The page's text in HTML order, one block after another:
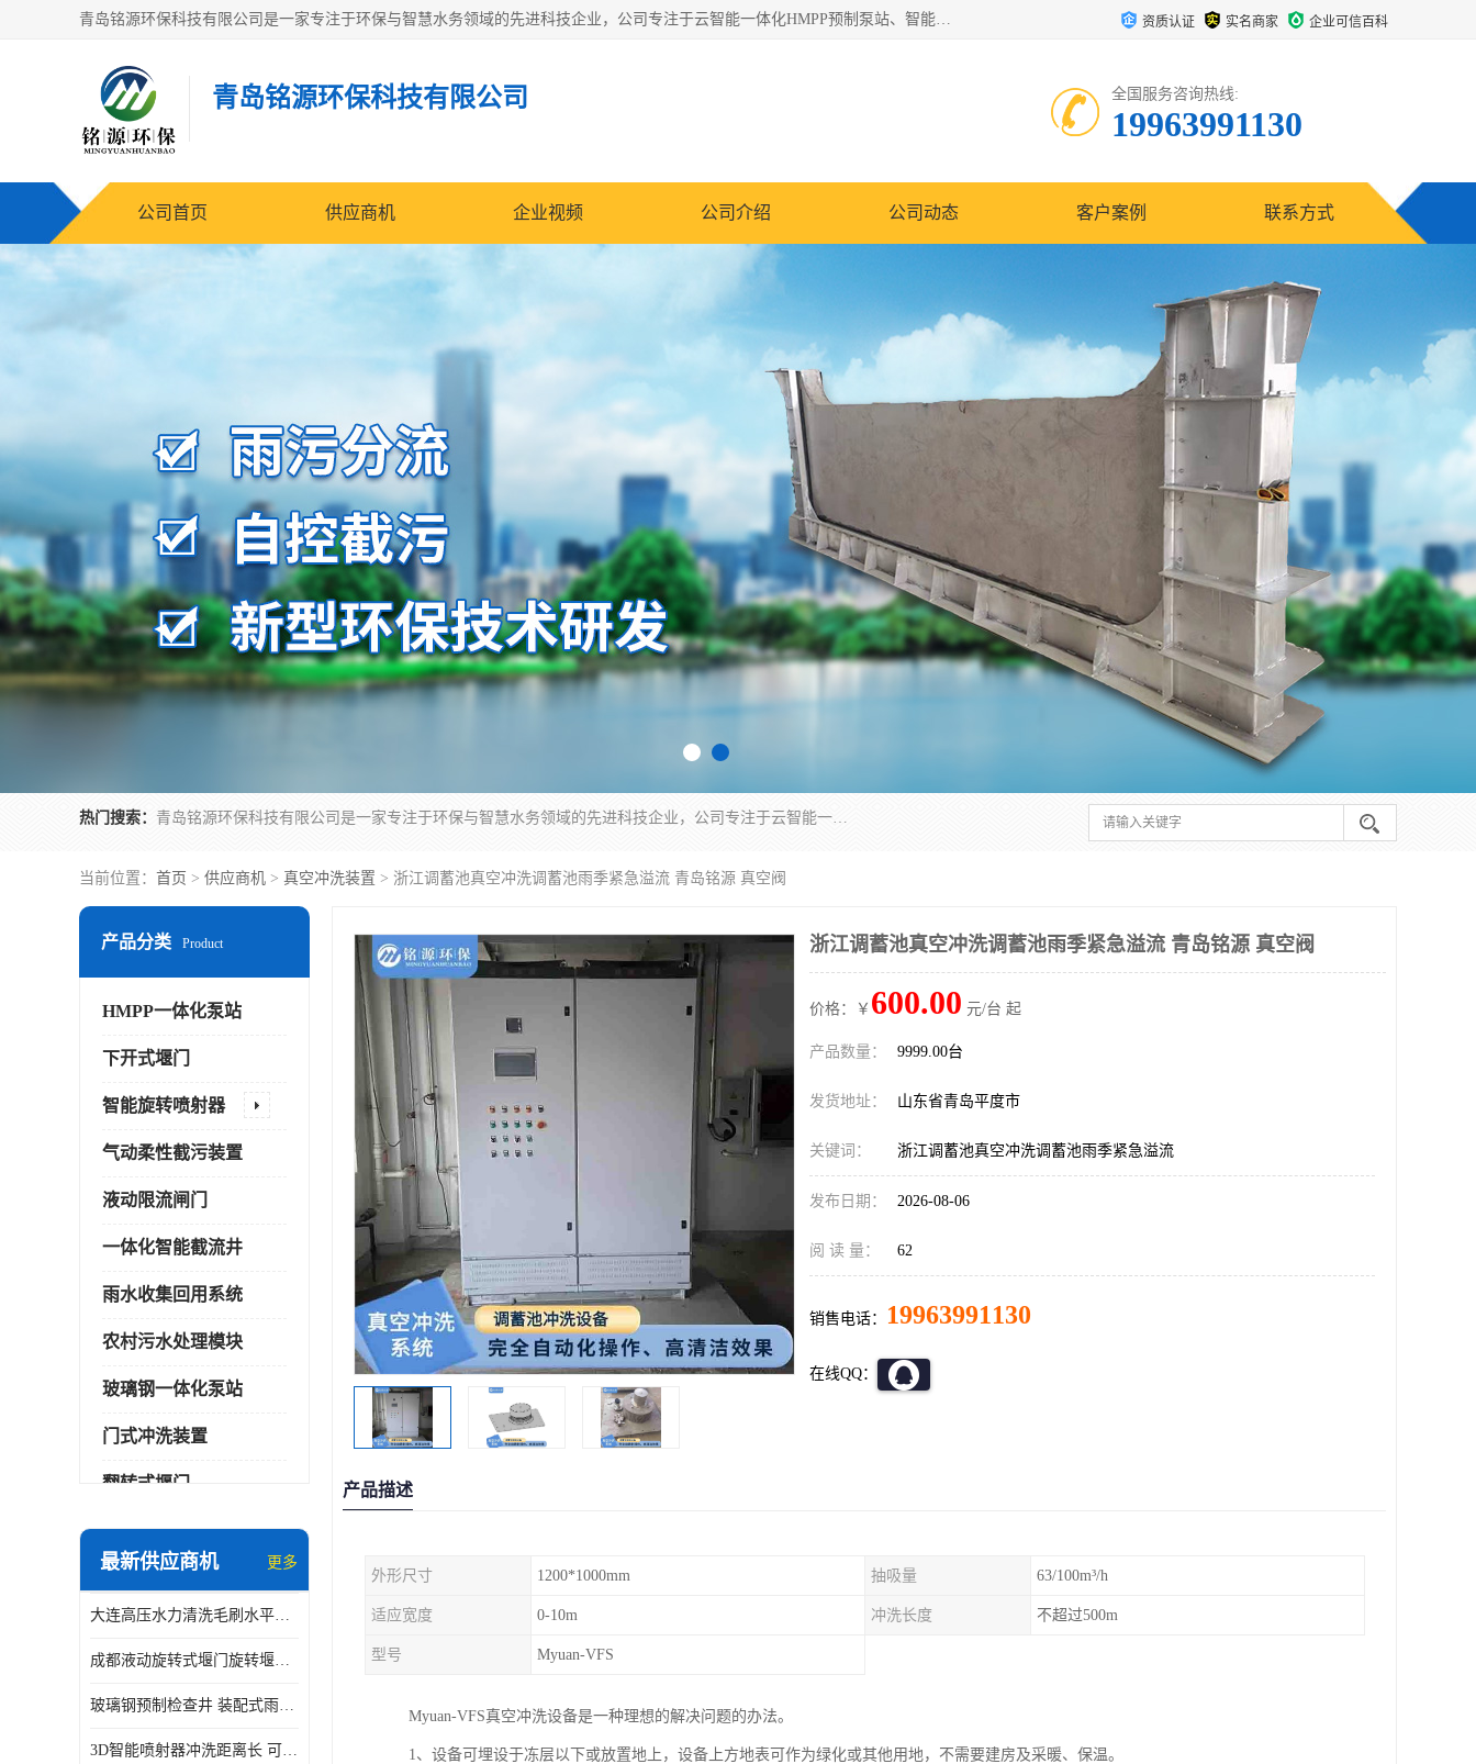
青岛铭源环保科技有限公司是一家专注于环保与智慧水务领域的先进科技企业，公司专注于云智能一体化HMPP预制泵站、智能截流井设备、调蓄池雨洪管理设备、水务循环利用、云智慧水务开发及新型环保技术研发等领域。 资质认证 实名商家 企业可信百科
青岛铭源环保科技有限公司 全国服务咨询热线:
19963991130
公司首页 供应商机 企业视频 公司介绍 公司动态 客户案例 联系方式
热门搜索： 青岛铭源环保科技有限公司是一家专注于环保与智慧水务领域的先进科技企业，公司专注于云智能一体化HMPP预制泵站、智能截流井设备、调蓄池雨洪管理设备、水务循环利用、云智慧水务开发及新型环保技术研发等领域。
当前位置： 首页 > 供应商机 > 真空冲洗装置 > 浙江调蓄池真空冲洗调蓄池雨季紧急溢流 青岛铭源 真空阀
产品分类 Product
HMPP一体化泵站
下开式堰门
智能旋转喷射器
气动柔性截污装置
液动限流闸门
一体化智能截流井
雨水收集回用系统
农村污水处理模块
玻璃钢一体化泵站
门式冲洗装置
翻转式堰门
智能一体化雨水泵站
智能一体化供水泵房
智能一体化净水设备
最新供应商机 更多
大连高压水力清洗毛刷水平自清洁滚刷 水力自动冲洗系统 水力清洗
成都液动旋转式堰门旋转堰门 自动控制 SUS304
玻璃钢预制检查井 装配式雨水污水井 初期弃流井 源头厂家
3D智能喷射器冲洗距离长 可270度旋转 高强度水压远距离喷洗
浙江调蓄池真空冲洗调蓄池雨季紧急溢流 青岛铭源 真空阀
价格：￥ 600.00 元/台 起
产品数量： 9999.00台
发货地址： 山东省青岛平度市
关键词： 浙江调蓄池真空冲洗调蓄池雨季紧急溢流
发布日期： 2026-08-06
阅 读 量： 62
销售电话： 19963991130
在线QQ：
产品描述
外形尺寸 1200*1000mm 抽吸量 63/100m³/h
适应宽度 0-10m 冲洗长度 不超过500m
型号 Myuan-VFS
Myuan-VFS真空冲洗设备是一种理想的解决问题的办法。
1、设备可埋设于冻层以下或放置地上，设备上方地表可作为绿化或其他用地，不需要建房及采暖、保温。